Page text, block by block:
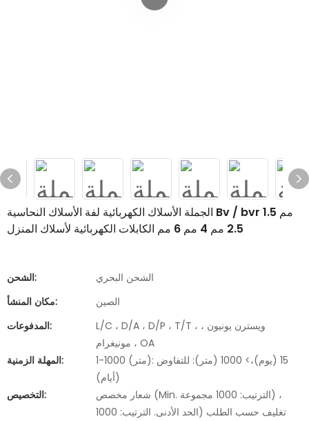
الجملة الأسلاك الكهربائية لفة الأسلاك النحاسية Bv / bvr 1.5 مم
2.5 مم 4 مم 6 مم الكابلات الكهربائية لأسلاك المنزل
الشحن:
الشحن البحري
مكان المنشأ:
الصين
المدفوعات:
L/C ، D/A ، D/P ، T/T ، ويسترن يونيون ،
مونيغرام ، OA
المهلة الزمنية:
1-1000 (متر): 15 (يوم)،> 1000 (متر): للتفاوض
(أيام)
التخصيص:
شعار مخصص (Min. الترتيب: 1000 مجموعة) ،
تغليف حسب الطلب (الحد الأدنى. الترتيب: 1000